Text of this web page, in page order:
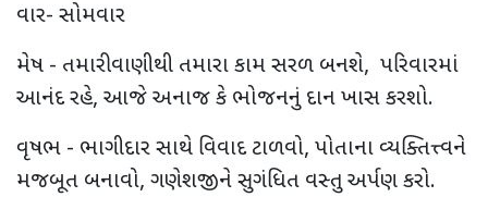
વાર- સોમવાર
મેષ - તમારી વાણીથી તમારા કામ સરળ બનશે, પરિવારમાં
આનંદ રહે, આજે અનાજ કે ભોજનનું દાન ખાસ કરશો.
વૃષભ - ભાગીદાર સાથે વિવાદ ટાળવો, પોતાના વ્યક્તિત્ત્વને
મજબૂત બનાવો, ગણેશજીને સુગંધિત વસ્તુ અર્પણ કરો.